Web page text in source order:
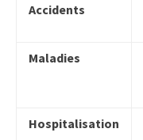
Accidents
Maladies
Hospitalisation